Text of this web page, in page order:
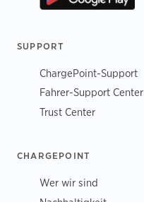
SUPPORT
ChargePoint-Support
Fahrer-Support Center
Trust Center
CHARGEPOINT
Wer wir sind